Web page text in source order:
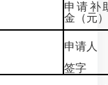
申请补
金（元）
申请人
签字